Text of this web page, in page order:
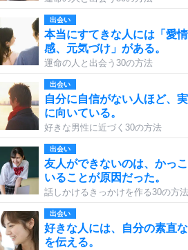
出会い
本当にすてきな人には「愛
感、元気づけ」がある。
運命の人と出会う30の方法
出会い
自分に自信がない人ほど、
に向いている。
好きな男性に近づく30の方法
出会い
友人ができないのは、かっ
いることが原因だった。
話しかけるきっかけを作る30の方法
出会い
好きな人には、自分の素直
を伝える。